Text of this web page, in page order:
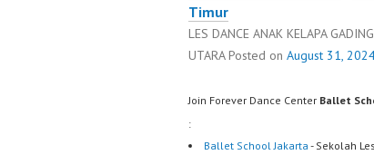
Timur
LES DANCE ANAK KELAPA
UTARAPosted on August 31,
Join Forever Dance Center Ballet
:
Ballet School Jakarta - Sekolah